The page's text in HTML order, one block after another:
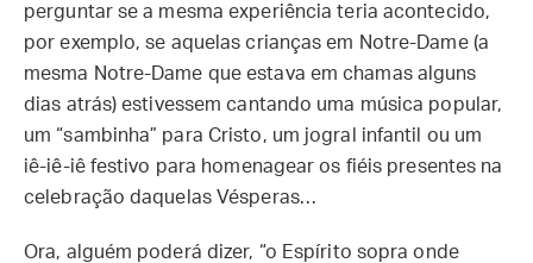
perguntar se a mesma experiência teria acontecido,
por exemplo, se aquelas crianças em Notre-Dame (a
mesma Notre-Dame que estava em chamas alguns
dias atrás) estivessem cantando uma música popular,
um “sambinha” para Cristo, um jogral infantil ou um
iê-iê-iê festivo para homenagear os fiéis presentes na
celebração daquelas Vésperas…
Ora, alguém poderá dizer, “o Espírito sopra onde